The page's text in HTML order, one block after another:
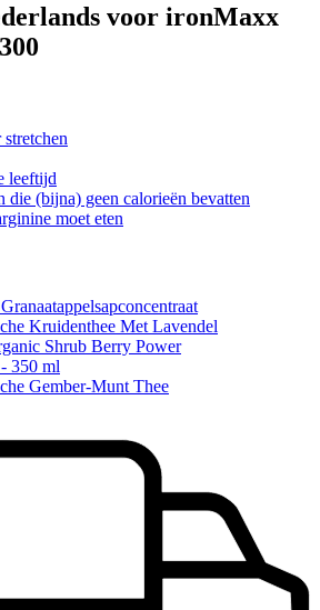
voor ironMaxx
leeftijd
die (bijna) geen calorieën bevatten
moet eten
Kruidenthee Met Lavendel
Shrub Berry Power
350 ml
Gember-Munt Thee